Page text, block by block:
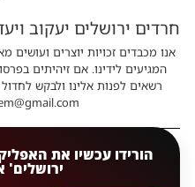
חרדים ירושלים יעקוב
אנו מכבדים זכויות יוצרים
המגיעים לידינו. אם זיהיתים
רשאים לפנות אלינו ולבקש
הורידו עכשיו את
ירושלים'